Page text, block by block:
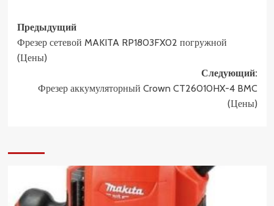
Навигация
записи
Предыдущий
Фрезер сетевой MAKITA RP1803FX02 погружной
(Цены)
Следующий:
Фрезер аккумуляторный Crown CT26010HX-4 BMC
(Цены)